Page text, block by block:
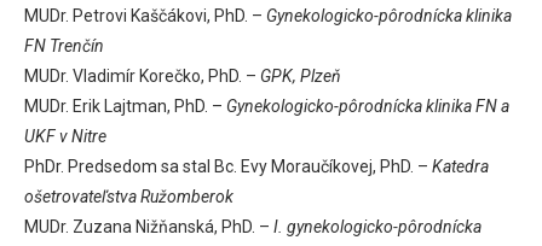
MUDr. Petrovi Kaščákovi, PhD. – Gynekologicko-pôrodnícka klinika
FN Trenčín
MUDr. Vladimír Korečko, PhD. – GPK, Plzeň
MUDr. Erik Lajtman, PhD. – Gynekologicko-pôrodnícka klinika FN a
UKF v Nitre
PhDr. Predsedom sa stal Bc. Evy Moraučíkovej, PhD. – Katedra
ošetrovateľstva Ružomberok
MUDr. Zuzana Nižňanská, PhD. – I. gynekologicko-pôrodnícka